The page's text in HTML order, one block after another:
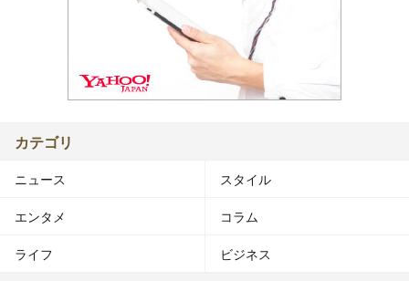
カテゴリ
ニュース スタイル
エンタメ コラム
ライフ ビジネス